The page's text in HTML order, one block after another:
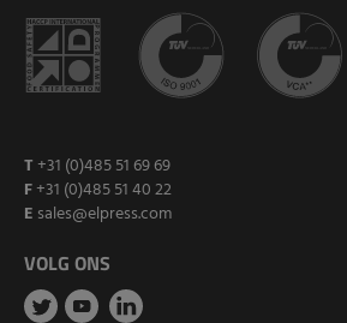
T +31 (0)485 51 69 69
F+31 (0)485 51 40 22
E sales@elpress.com
VOLG ONS